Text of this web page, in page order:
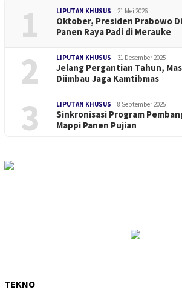
1 LIPUTAN KHUSUS 21 Mei 2026
Oktober, Presiden Prabowo
Panen Raya Padi di Merauke
2 LIPUTAN KHUSUS 31 Desember 2025
Jelang Pergantian Tahun,
Diimbau Jaga Kamtibmas
3 LIPUTAN KHUSUS 8 September 2025
Sinkronisasi Program
Mappi Panen Pujian
TEKNO